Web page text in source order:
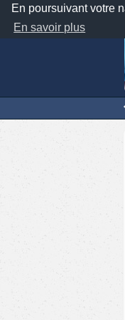
En poursuivant votre
En savoir plus